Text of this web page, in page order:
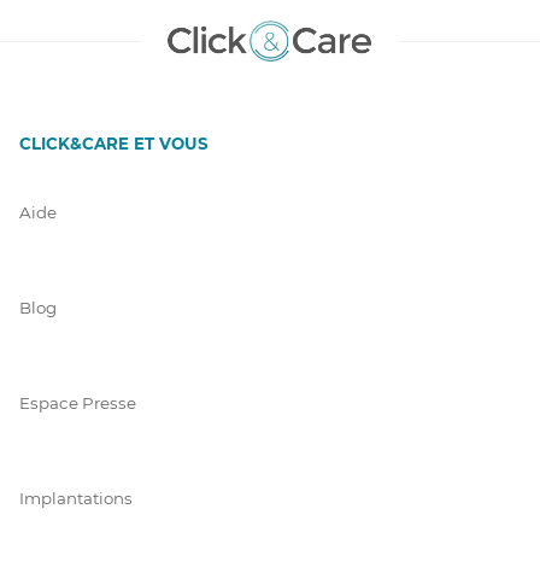
CLICK&CARE ET VOUS
Aide
Blog
Espace Presse
Implantations